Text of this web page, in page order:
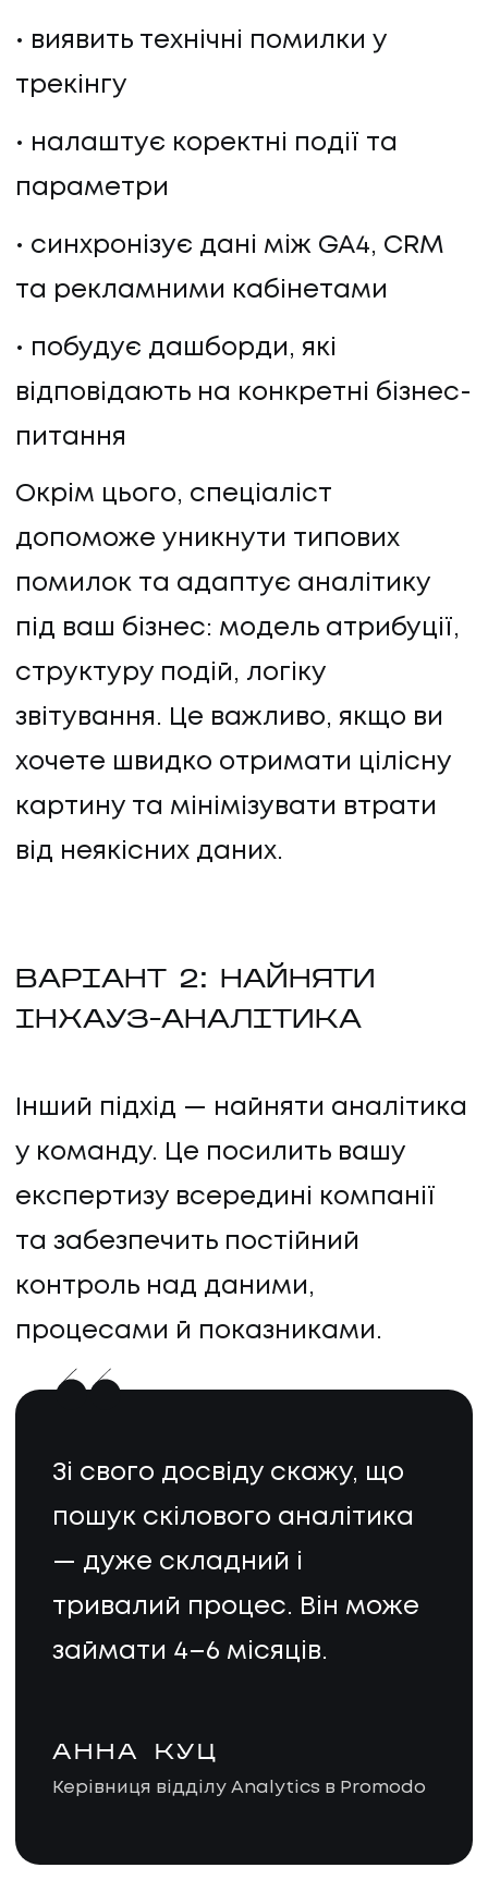
виявить технічні помилки у
трекінгу
налаштує коректні події та
параметри
синхронізує дані між GA4, CRM
та рекламними кабінетами
побудує дашборди, які
відповідають на конкретні бізнес-
питання
Окрім цього, спеціаліст
допоможе уникнути типових
помилок та адаптує аналітику
під ваш бізнес: модель атрибуції,
структуру подій, логіку
звітування. Це важливо, якщо ви
хочете швидко отримати цілісну
картину та мінімізувати втрати
від неякісних даних.
ВАРІАНТ 2: НАЙНЯТИ
ІНХАУЗ-АНАЛІТИКА
Інший підхід — найняти аналітика
у команду. Це посилить вашу
експертизу всередині компанії
та забезпечить постійний
контроль над даними,
процесами й показниками.
Зі свого досвіду скажу, що
пошук скілового аналітика
— дуже складний і
тривалий процес. Він може
займати 4–6 місяців.
АННА КУЦ
Керівниця відділу Analytics в Promodo